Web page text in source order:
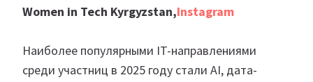
Women in Tech Kyrgyzstan,Instagram
Наиболее популярными IT-направлениями
среди участниц в 2025 году стали AI, дата-